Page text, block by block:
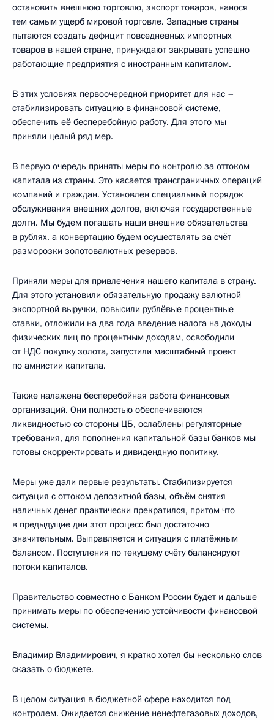
остановить внешнюю торговлю, экспорт товаров, нанося
тем самым ущерб мировой торговле. Западные страны
пытаются создать дефицит повседневных импортных
товаров в нашей стране, принуждают закрывать успешно
работающие предприятия с иностранным капиталом.
В этих условиях первоочередной приоритет для нас –
стабилизировать ситуацию в финансовой системе,
обеспечить её бесперебойную работу. Для этого мы
приняли целый ряд мер.
В первую очередь приняты меры по контролю за оттоком
капитала из страны. Это касается трансграничных операций
компаний и граждан. Установлен специальный порядок
обслуживания внешних долгов, включая государственные
долги. Мы будем погашать наши внешние обязательства
в рублях, а конвертацию будем осуществлять за счёт
разморозки золотовалютных резервов.
Приняли меры для привлечения нашего капитала в страну.
Для этого установили обязательную продажу валютной
экспортной выручки, повысили рублёвые процентные
ставки, отложили на два года введение налога на доходы
физических лиц по процентным доходам, освободили
от НДС покупку золота, запустили масштабный проект
по амнистии капитала.
Также налажена бесперебойная работа финансовых
организаций. Они полностью обеспечиваются
ликвидностью со стороны ЦБ, ослаблены регуляторные
требования, для пополнения капитальной базы банков мы
готовы скорректировать и дивидендную политику.
Меры уже дали первые результаты. Стабилизируется
ситуация с оттоком депозитной базы, объём снятия
наличных денег практически прекратился, притом что
в предыдущие дни этот процесс был достаточно
значительным. Выправляется и ситуация с платёжным
балансом. Поступления по текущему счёту балансируют
потоки капиталов.
Правительство совместно с Банком России будет и дальше
принимать меры по обеспечению устойчивости финансовой
системы.
Владимир Владимирович, я кратко хотел бы несколько слов
сказать о бюджете.
В целом ситуация в бюджетной сфере находится под
контролем. Ожидается снижение ненефтегазовых доходов,